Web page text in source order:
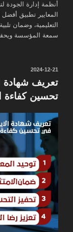
أنظمة إدارة الجودة
المعايير تطبيق
التعليمية، وضمان
سمعة المؤسسة ويحقق
نُشر
2024-12-21
تحسين كفاءة